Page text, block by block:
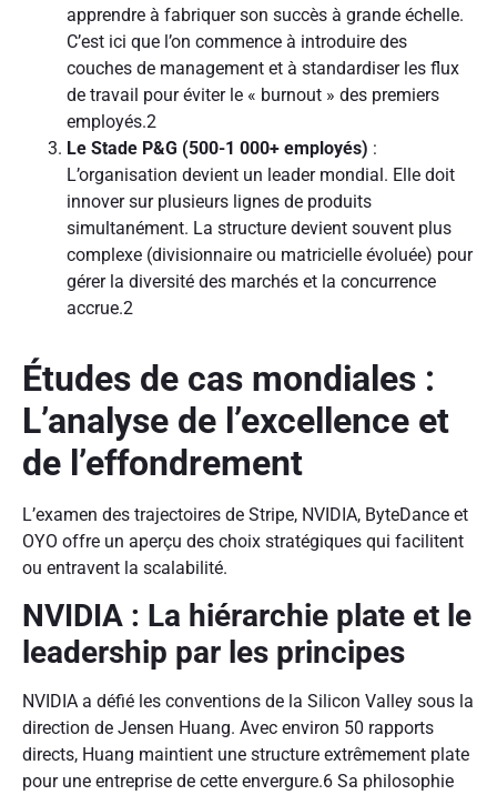
apprendre à fabriquer son succès à grande échelle.
C’est ici que l’on commence à introduire des
couches de management et à standardiser les flux
de travail pour éviter le « burnout » des premiers
employés.2
Le Stade P&G (500-1 000+ employés) :
L’organisation devient un leader mondial. Elle doit
innover sur plusieurs lignes de produits
simultanément. La structure devient souvent plus
complexe (divisionnaire ou matricielle évoluée) pour
gérer la diversité des marchés et la concurrence
accrue.2
Études de cas mondiales :
L’analyse de l’excellence et
de l’effondrement
L’examen des trajectoires de Stripe, NVIDIA, ByteDance et
OYO offre un aperçu des choix stratégiques qui facilitent
ou entravent la scalabilité.
NVIDIA : La hiérarchie plate et le
leadership par les principes
NVIDIA a défié les conventions de la Silicon Valley sous la
direction de Jensen Huang. Avec environ 50 rapports
directs, Huang maintient une structure extrêmement plate
pour une entreprise de cette envergure.6 Sa philosophie